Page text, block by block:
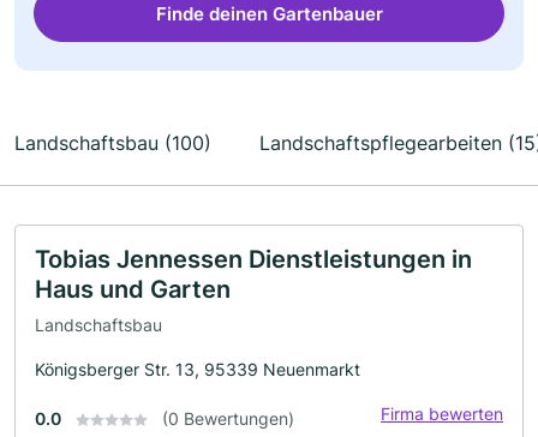
Finde deinen Gartenbauer
Landschaftsbau (100) Landschaftspflegearbeiten
Tobias Jennessen Dienstleistungen in
Haus und Garten
Landschaftsbau
Königsberger Str. 13, 95339 Neuenmarkt
0.0 (0 Bewertungen) Firma bewerten